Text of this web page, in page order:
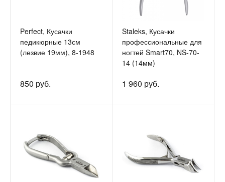
Perfect, Кусачки
педикюрные 13см
(лезвие 19мм), 8-1948
850 руб.
Staleks, Кусачки
профессиональные для
ногтей Smart70, NS-70-
14 (14мм)
1 960 руб.